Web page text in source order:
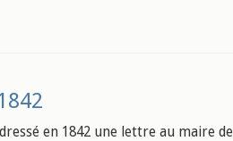
en 1842 une lettre au maire de